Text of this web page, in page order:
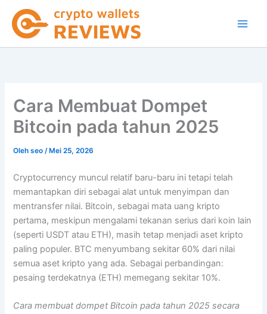
Lewati
konten
Cara Membuat Dompet
Bitcoin pada tahun 2025
Olehseo/ Mei 25, 2026
Cryptocurrency muncul relatif baru-baru ini tetapi telah
memantapkan diri sebagai alat untuk menyimpan dan
mentransfer nilai. Bitcoin, sebagai mata uang kripto
pertama, meskipun mengalami tekanan serius dari koin lain
(seperti USDT atau ETH), masih tetap menjadi aset kripto
paling populer. BTC menyumbang sekitar 60% dari nilai
semua aset kripto yang ada. Sebagai perbandingan:
pesaing terdekatnya (ETH) memegang sekitar 10%.
Cara membuat dompet Bitcoin pada tahun 2025 secara